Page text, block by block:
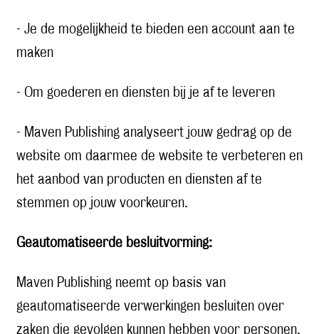
- Je de mogelijkheid te bieden een account aan te
maken
- Om goederen en diensten bij je af te leveren
- Maven Publishing analyseert jouw gedrag op de
website om daarmee de website te verbeteren en
het aanbod van producten en diensten af te
stemmen op jouw voorkeuren.
Geautomatiseerde besluitvorming:
Maven Publishing neemt op basis van
geautomatiseerde verwerkingen besluiten over
zaken die gevolgen kunnen hebben voor personen.